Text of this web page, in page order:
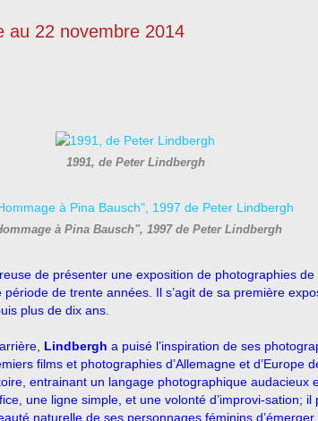
au 22 novembre 2014
1991, de Peter Lindbergh
à Pina Bausch", 1997 de Peter Lindbergh
de présenter une exposition de photographies de
de trente années. Il s’agit de sa première
plus de dix ans.
Lindbergh a puisé l’inspiration de ses
films et photographies d’Allemagne et d’Europe
entrainant un langage photographique audacieux
une ligne simple, et une volonté d’improvi-sation; il
naturelle de ses personnages féminins d’émerger.